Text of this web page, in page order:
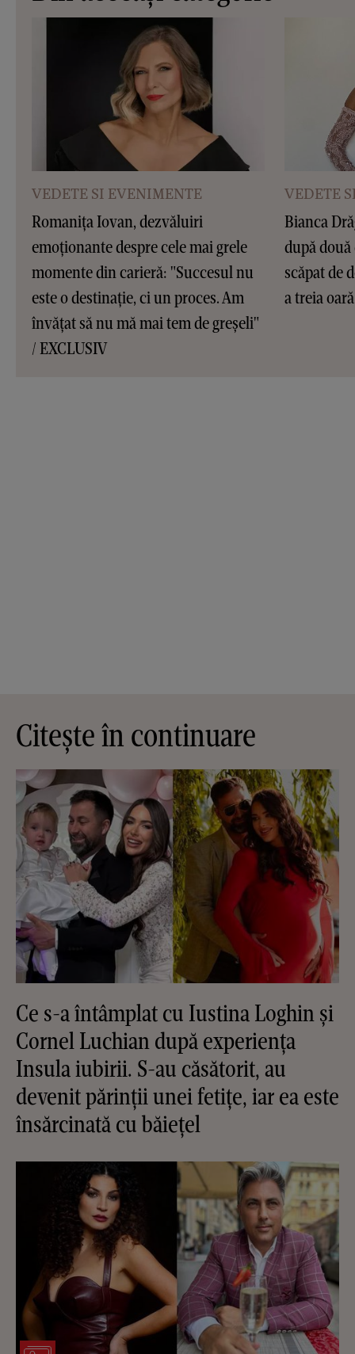
VEDETE SI EVENIMENTE
Romanița Iovan, dezvăluiri
emoționante despre cele mai grele
momente din carieră: "Succesul nu
este o destinație, ci un proces. Am
învățat să nu mă mai tem de greșeli"
/ EXCLUSIV
VEDETE
Bianca
după
scăpat de
a treia
Citește în continuare
Ce s-a întâmplat cu Iustina Loghin și
Cornel Luchian după experiența
Insula iubirii. S-au căsătorit, au
devenit părinții unei fetițe, iar ea este
însărcinată cu băiețel